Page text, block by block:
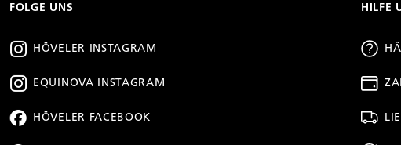
FOLGE UNS
HÖVELER INSTAGRAM
EQUINOVA INSTAGRAM
HÖVELER FACEBOOK
HILFE